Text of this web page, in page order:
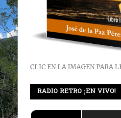
CLIC EN LA IMAGEN PARA
RADIO RETRO ¡EN VIVO!